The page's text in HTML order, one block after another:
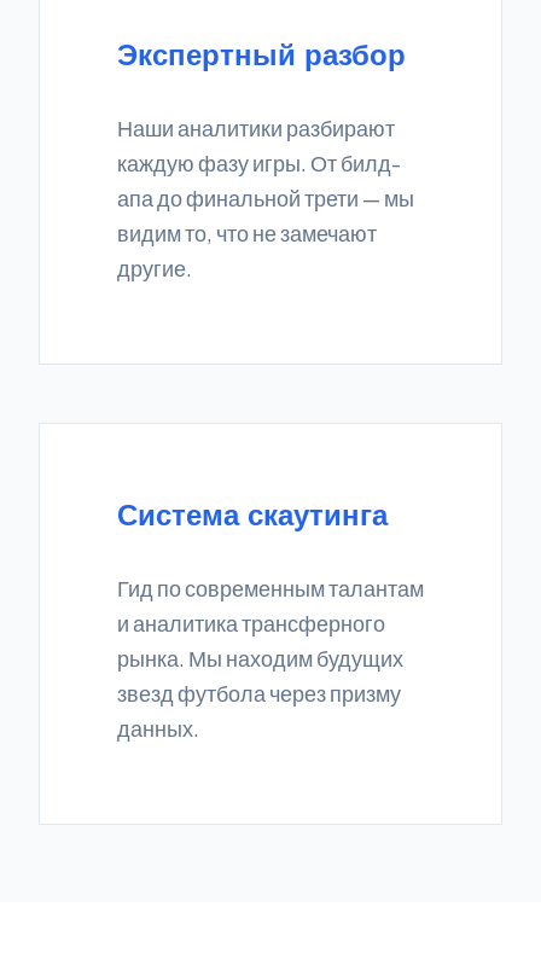
Экспертный разбор
Наши аналитики разбирают
каждую фазу игры. От билд-
апа до финальной трети — мы
видим то, что не замечают
другие.
Система скаутинга
Гид по современным талантам
и аналитика трансферного
рынка. Мы находим будущих
звезд футбола через призму
данных.